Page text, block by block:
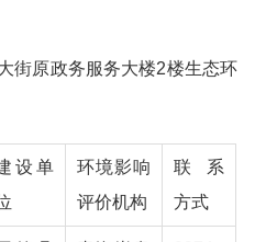
街原政务服务大楼2楼生态环
设单
环境影响
评价机构
联系
方式